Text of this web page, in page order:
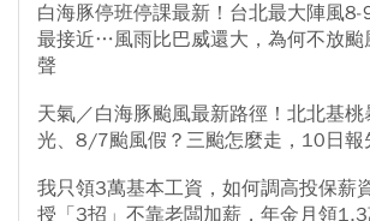
白海豚停班停課最新！台北最大陣風
最接近…風雨比巴威還大，為何不放颱
聲
天氣／白海豚颱風最新路徑！北北基
光、8/7颱風假？三颱怎麼走，10日報
我只領3萬基本工資，如何調高投保薪
授「3招」不靠老闆加薪，年金月領